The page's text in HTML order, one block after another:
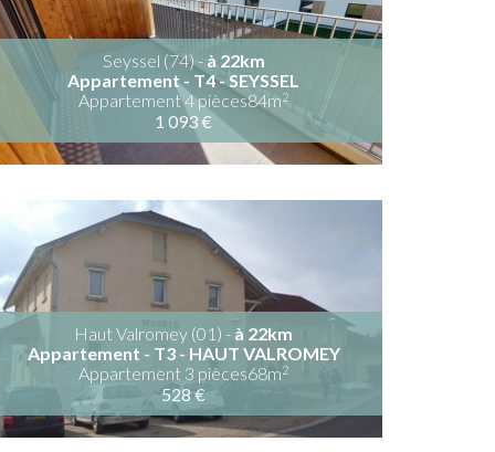
Seyssel (74) - à 22km
Appartement - T4 - SEYSSEL
Appartement 4 pièces84m2
1 093 €
Haut Valromey (01) - à 22km
Appartement - T3 - HAUT VALROMEY
Appartement 3 pièces68m2
528 €